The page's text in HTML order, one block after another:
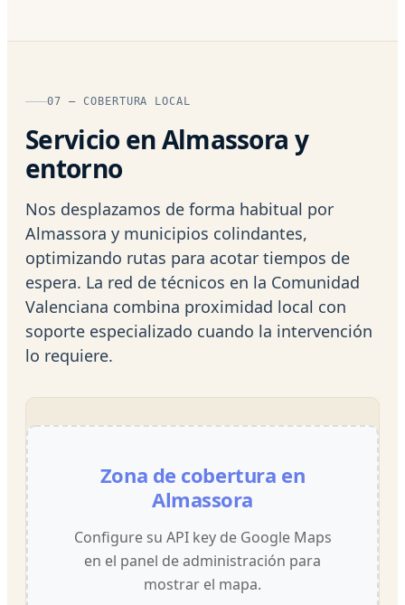
07 — COBERTURA LOCAL
Servicio en Almassora y
entorno
Nos desplazamos de forma habitual por
Almassora y municipios colindantes,
optimizando rutas para acotar tiempos de
espera. La red de técnicos en la Comunidad
Valenciana combina proximidad local con
soporte especializado cuando la intervención
lo requiere.
Zona de cobertura en
Almassora
Configure su API key de Google Maps
en el panel de administración para
mostrar el mapa.